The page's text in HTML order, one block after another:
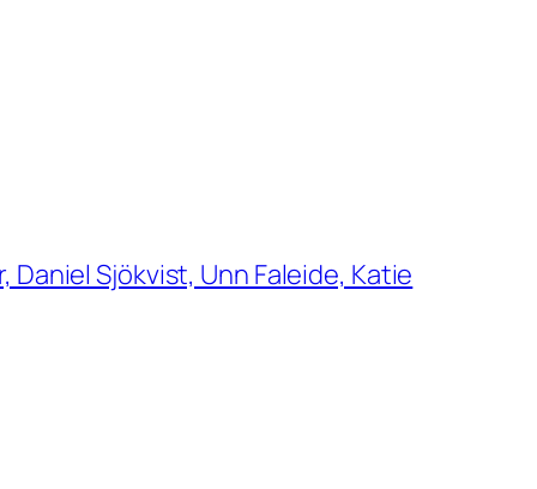
Sjökvist, Unn Faleide, Katie